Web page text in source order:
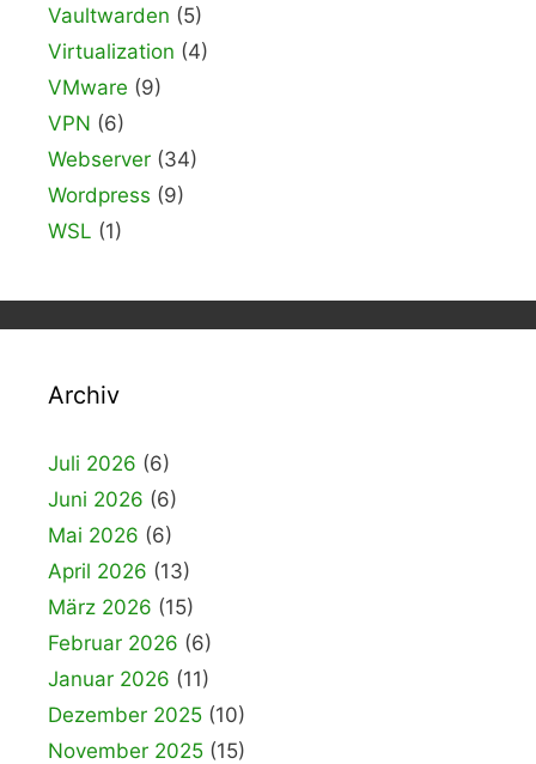
Vaultwarden (5)
Virtualization (4)
VMware (9)
VPN (6)
Webserver (34)
Wordpress (9)
WSL (1)
Archiv
Juli 2026 (6)
Juni 2026 (6)
Mai 2026 (6)
April 2026 (13)
März 2026 (15)
Februar 2026 (6)
Januar 2026 (11)
Dezember 2025 (10)
November 2025 (15)